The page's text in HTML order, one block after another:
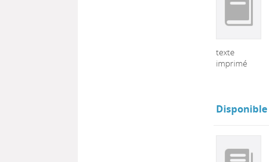
texte
imprimé
Disponible